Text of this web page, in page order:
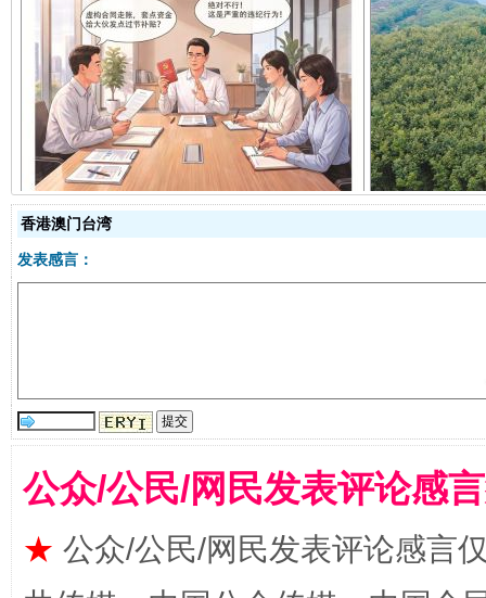
揭开“小金库”的免责幌子
香港澳门台湾
发表感言：
公众/公民/网民发表评论感
★ 公众/公民/网民发表评论感言